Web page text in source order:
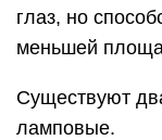
глаз, но
меньшей
Существуют
ламповые.